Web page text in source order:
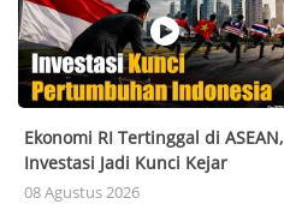
Ekonomi RI Tertinggal di ASEAN,
Investasi Jadi Kunci Kejar
Pertumbuhan 6%
08 Agustus 2026